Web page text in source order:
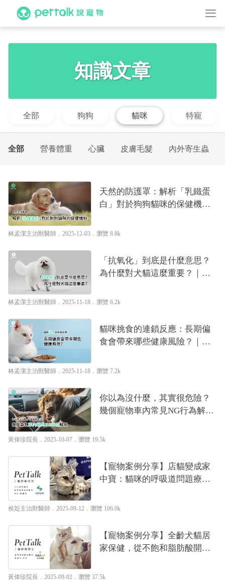
知識文章
全部 狗狗 貓咪 特寵
全部 營養體重 心臟 皮膚毛髮 內外寄生蟲
天然的防護罩：解析「乳鐵蛋
白」對於狗狗貓咪的保健機制
林孟潔主治獸醫師 ．2025-12-03． 瀏覽 8.8k
「抗氧化」到底是什麼意思？
為什麼對犬貓這麼重要？｜專
林孟潔主治獸醫師 ．2025-11-18． 瀏覽 6.2k
貓咪挑食的連鎖反應：長期偏
食會帶來哪些健康風險？｜專
林孟潔主治獸醫師 ．2025-11-18． 瀏覽 7.2k
你以為沒什麼，其實很危險？
幾個寵物車內常見NG行為解析
黃偉珍院長 ．2025-10-07． 瀏覽 19.5k
【寵物案例分享】店貓變成家
中寶：貓咪的呼吸道問題療養
侯彣主治獸醫師 ．2025-09-12． 瀏覽 106.0k
【寵物案例分享】全齡犬貓居
家保健，從不飽和脂肪酸開始
黃偉珍院長 ．2025-09-02． 瀏覽 37.5k